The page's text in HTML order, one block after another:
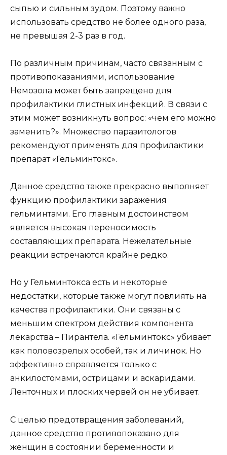
сыпью и сильным зудом. Поэтому важно
использовать средство не более одного раза,
не превышая 2-3 раз в год.
По различным причинам, часто связанным с
противопоказаниями, использование
Немозола может быть запрещено для
профилактики глистных инфекций. В связи с
этим может возникнуть вопрос: «чем его можно
заменить?». Множество паразитологов
рекомендуют применять для профилактики
препарат «Гельминтокс».
Данное средство также прекрасно выполняет
функцию профилактики заражения
гельминтами. Его главным достоинством
является высокая переносимость
составляющих препарата. Нежелательные
реакции встречаются крайне редко.
Но у Гельминтокса есть и некоторые
недостатки, которые также могут повлиять на
качества профилактики. Они связаны с
меньшим спектром действия компонента
лекарства – Пирантела. «Гельминтокс» убивает
как половозрелых особей, так и личинок. Но
эффективно справляется только с
анкилостомами, острицами и аскаридами.
Ленточных и плоских червей он не убивает.
С целью предотвращения заболеваний,
данное средство противопоказано для
женщин в состоянии беременности и